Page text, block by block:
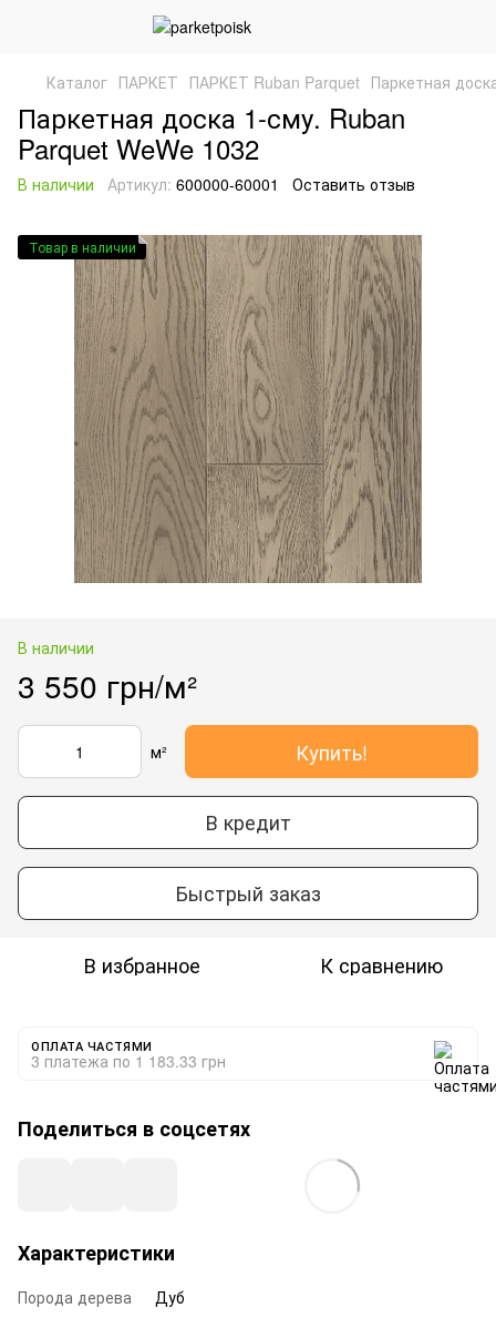
Каталог ПАРКЕТ ПАРКЕТ Ruban Parquet Паркетная
Паркетная доска 1-сму. Ruban
Parquet WeWe 1032
В наличии Артикул: 600000-60001 Оставить отзыв
Товар в наличии
В наличии
3 550 грн/м²
м² Купить!
В кредит
Быстрый заказ
В избранное К сравнению
ОПЛАТА ЧАСТЯМИ
3 платежа по 1 183.33 грн
Поделиться в соцсетях
Характеристики
Порода дерева
Дуб